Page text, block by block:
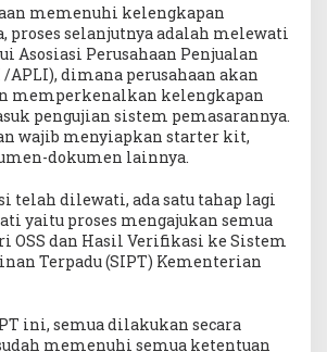
memenuhi kelengkapan
selanjutnya adalah melewati
Asosiasi Perusahaan Penjualan
/APLI), dimana perusahaan akan
memperkenalkan kelengkapan
pengujian sistem pemasarannya.
wajib menyiapkan starter kit,
dokumen lainnya.
telah dilewati, ada satu tahap lagi
yaitu proses mengajukan semua
OSS dan Hasil Verifikasi ke Sistem
Terpadu (SIPT) Kementerian
ini, semua dilakukan secara
memenuhi semua ketentuan